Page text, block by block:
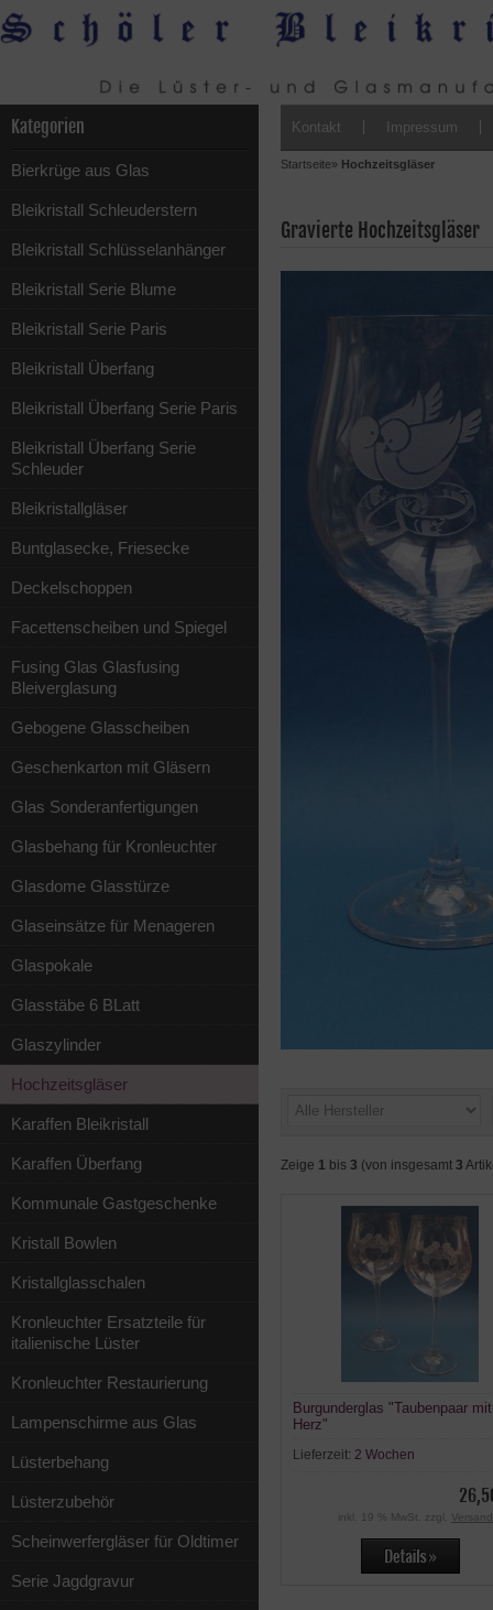
Kategorien
Bierkrüge aus Glas
Bleikristall Schleuderstern
Bleikristall Schlüsselanhänger
Bleikristall Serie Blume
Bleikristall Serie Paris
Bleikristall Überfang
Bleikristall Überfang Serie Paris
Bleikristall Überfang Serie
Schleuder
Bleikristallgläser
Buntglasecke, Friesecke
Deckelschoppen
Facettenscheiben und Spiegel
Fusing Glas Glasfusing
Bleiverglasung
Gebogene Glasscheiben
Geschenkarton mit Gläsern
Glas Sonderanfertigungen
Glasbehang für Kronleuchter
Glasdome Glasstürze
Glaseinsätze für Menageren
Glaspokale
Glasstäbe 6 BLatt
Glaszylinder
Hochzeitsgläser
Karaffen Bleikristall
Karaffen Überfang
Kommunale Gastgeschenke
Kristall Bowlen
Kristallglasschalen
Kronleuchter Ersatzteile für
italienische Lüster
Kronleuchter Restaurierung
Lampenschirme aus Glas
Lüsterbehang
Lüsterzubehör
Scheinwerfergläser für Oldtimer
Serie Jagdgravur
Kontakt Impressum
Startseite» Hochzeitsgläser
Gravierte Hochzeitsgläser
Zeige 1 bis 3 (von insgesamt 3
Burgunderglas "Taubenpaar mit
Herz"
Lieferzeit: 2 Wochen
inkl. 19 % MwSt. zzgl.